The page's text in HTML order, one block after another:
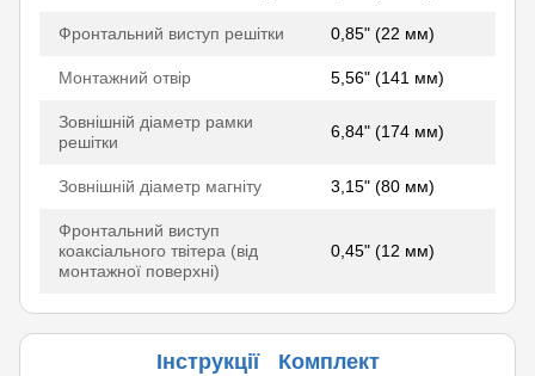
Фронтальний виступ решітки 0,85" (22 мм)
Монтажний отвір 5,56" (141 мм)
Зовнішній діаметр рамки
решітки
6,84" (174 мм)
Зовнішній діаметр магніту 3,15" (80 мм)
Фронтальний виступ
коаксіального твітера (від
монтажної поверхні)
0,45" (12 мм)
Інструкції Комплект